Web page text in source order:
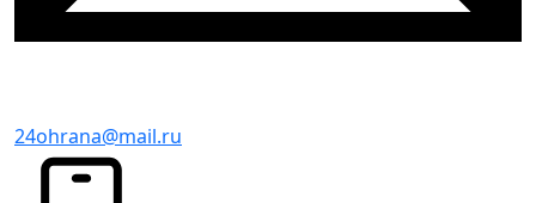
24ohrana@mail.ru